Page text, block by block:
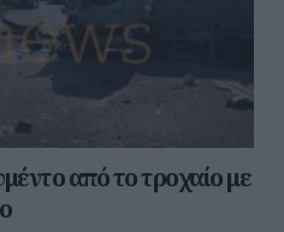
από το τροχαίο με